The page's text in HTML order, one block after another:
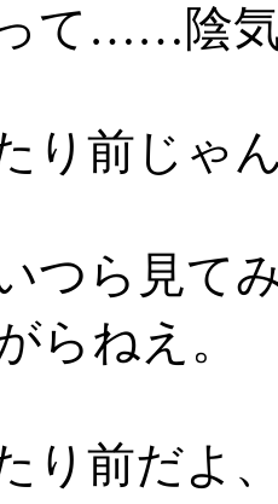
……陰気
前じゃ
ら見てみ
らねえ。
前だよ、